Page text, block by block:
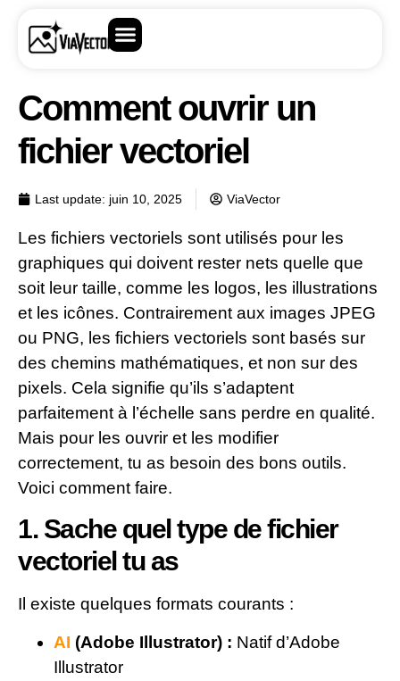
Comment ouvrir un
fichier vectoriel
Last update: juin 10, 2025 ViaVector
Les fichiers vectoriels sont utilisés pour les
graphiques qui doivent rester nets quelle que
soit leur taille, comme les logos, les illustrations
et les icônes. Contrairement aux images JPEG
ou PNG, les fichiers vectoriels sont basés sur
des chemins mathématiques, et non sur des
pixels. Cela signifie qu’ils s’adaptent
parfaitement à l’échelle sans perdre en qualité.
Mais pour les ouvrir et les modifier
correctement, tu as besoin des bons outils.
Voici comment faire.
1. Sache quel type de fichier
vectoriel tu as
Il existe quelques formats courants :
AI (Adobe Illustrator) : Natif d’Adobe
Illustrator